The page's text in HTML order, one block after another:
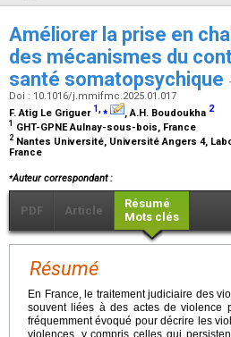
Améliorer la prise en
des mécanismes du
santé somatopsychique
Doi : 10.1016/j.mmifmc.2025.01.017
F. Atig Le Griguer 1,⁎ , A.H. Boudoukha 2
1 GHT-GPNE Aulnay-sous-bois, France
2 Nantes Université, Université Angers 4,
France
⁎Auteur correspondant :
PDF Article
Résumé
Mots clés
Résumé
En France, le traitement judiciaire des
souvent liées à des actes de violence
fréquemment évoqué pour décrire les
violences, y compris celles qui